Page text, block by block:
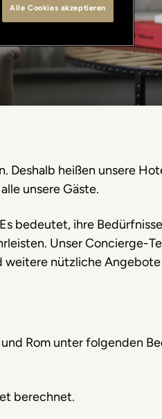
Deshalb heißen unsere
unsere Gäste.
bedeutet, ihre
Unser Concierge-
weitere nützliche
Rom unter folgenden
berechnet.
Alle Cookies akzeptieren